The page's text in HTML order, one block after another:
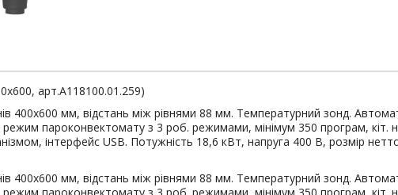
арт.A118100.01.259)
400x600 мм, відстань між рівнями 88 мм. Температурний зонд.
пароконвектомату з 3 роб. режимами, мінімум 350 програм, кіт.
інтерфейс USB. Потужність 18,6 кВт, напруга 400 В, розмір
400x600 мм, відстань між рівнями 88 мм. Температурний зонд.